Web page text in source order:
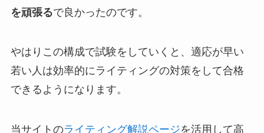
を頑張るで良かったのです。
やはりこの構成で試験をしていくと、適応が早い
若い人は効率的にライティングの対策をして合格
できるようになります。
当サイトのライティング解説ページを活用して高